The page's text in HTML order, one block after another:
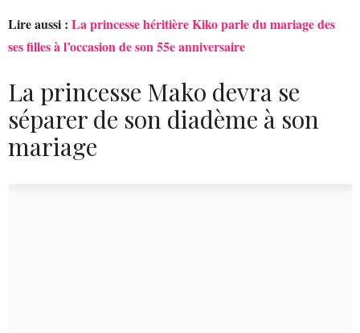
Lire aussi : La princesse héritière Kiko parle du mariage des
ses filles à l’occasion de son 55e anniversaire
La princesse Mako devra se
séparer de son diadème à son
mariage